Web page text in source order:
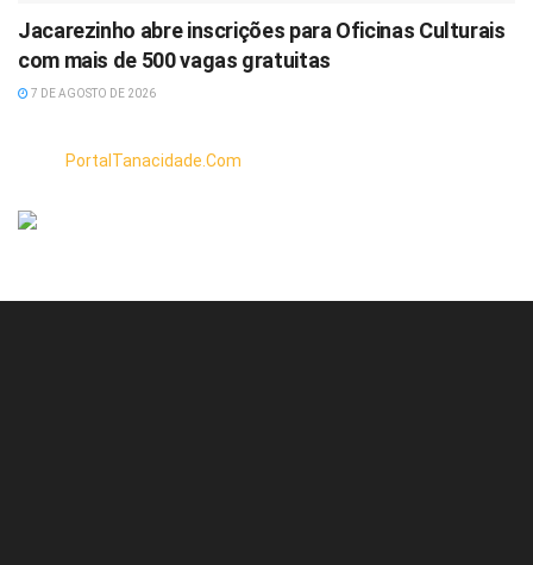
Jacarezinho abre inscrições para Oficinas Culturais
com mais de 500 vagas gratuitas
7 DE AGOSTO DE 2026
PortalTanacidade.Com